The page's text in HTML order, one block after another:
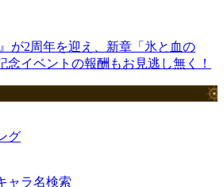
が2周年を迎え、新章「氷と血の
念イベントの報酬もお見逃し無く！
グ
ャラ名検索